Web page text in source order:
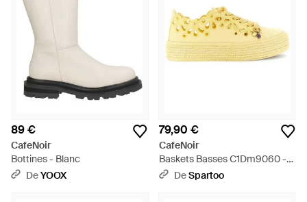
89 €
CafeNoir
Bottines - Blanc
DeYOOX
79,90 €
CafeNoir
Baskets Basses C1Dm9060 -
Jaune
DeSpartoo